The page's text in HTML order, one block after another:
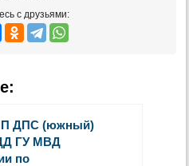
с друзьями:
П ДПС (южный)
ГУ МВД
по